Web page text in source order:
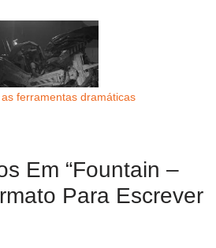
ferramentas dramáticas
Em “Fountain –
Para Escrever